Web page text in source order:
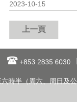
2023-10-15
上一頁
+853 2835 6030
時半（周六、周日及